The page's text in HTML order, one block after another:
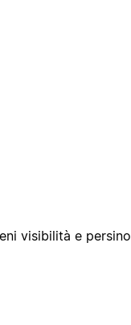
visibilità e persino